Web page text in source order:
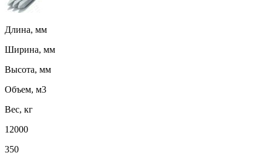
Длина, мм
Ширина, мм
Высота, мм
Объем, м3
Вес, кг
12000
350